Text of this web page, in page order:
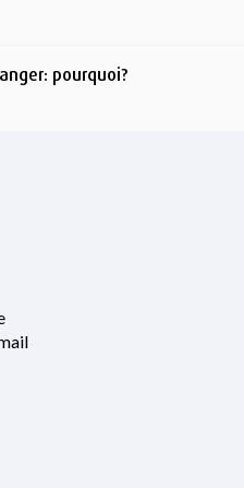
pourquoi?